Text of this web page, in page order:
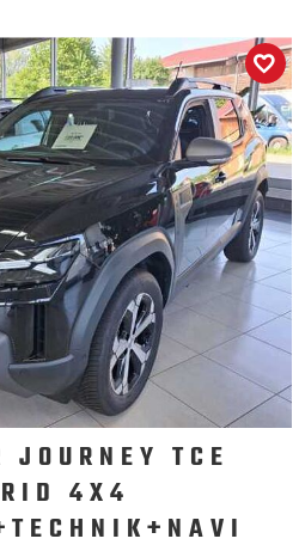
TCE
4X4